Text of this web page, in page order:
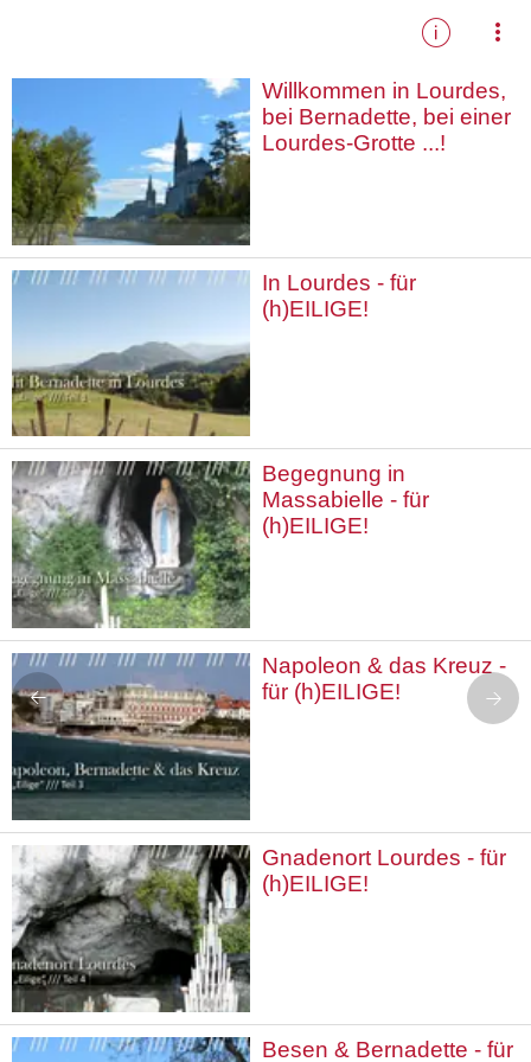
Willkommen in Lourdes,
bei Bernadette, bei einer
Lourdes-Grotte ...!
In Lourdes - für
(h)EILIGE!
Begegnung in
Massabielle - für
(h)EILIGE!
Napoleon & das Kreuz -
für (h)EILIGE!
Gnadenort Lourdes - für
(h)EILIGE!
Besen & Bernadette - für